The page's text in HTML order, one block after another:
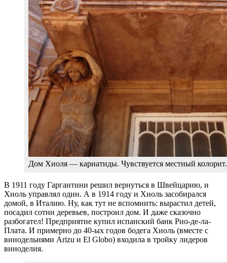
Дом Хиоля — кариатиды. Чувствуется местный
В 1911 году Гаргантини решил вернуться в Швейцарию, и
Хиоль управлял один. А в 1914 году и Хиоль засобирался
домой, в Италию. Ну, как тут не вспомнить: вырастил детей,
посадил сотни деревьев, построил дом. И даже сказочно
разбогател! Предприятие купил испанский банк Рио-де-ла-
Плата. И примерно до 40-ых годов бодега Хиоль (вместе с
винодельнями Arizu и El Globo) входила в тройку лидеров
виноделия.